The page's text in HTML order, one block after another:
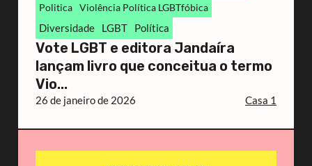
Politica Violência Política LGBTfóbica
Diversidade LGBT Política
Vote LGBT e editora Jandaíra
lançam livro que conceitua o termo
Vio...
26 de janeiro de 2026 Casa 1